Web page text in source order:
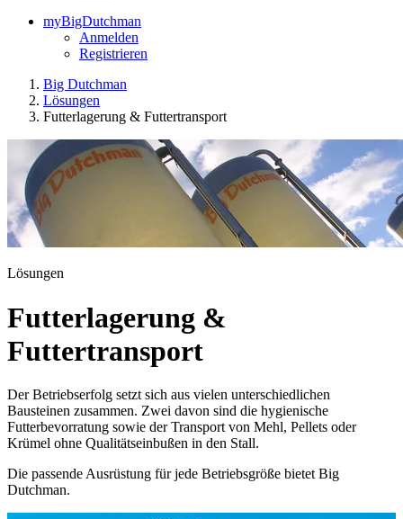
myBigDutchman
Anmelden
Registrieren
Big Dutchman
Lösungen
Futterlagerung & Futtertransport
Lösungen
Futterlagerung &
Futtertransport
Der Betriebserfolg setzt sich aus vielen unterschiedlichen
Bausteinen zusammen. Zwei davon sind die hygienische
Futterbevorratung sowie der Transport von Mehl, Pellets oder
Krümel ohne Qualitätseinbußen in den Stall.
Die passende Ausrüstung für jede Betriebsgröße bietet Big
Dutchman.